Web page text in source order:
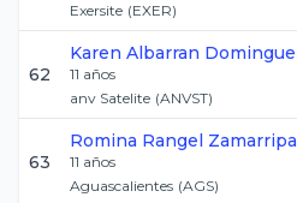
Exersite (EXER)
62
Karen Albarran
11 años
anv Satelite (ANVST)
63
Romina Rangel Zamarripa
11 años
Aguascalientes (AGS)